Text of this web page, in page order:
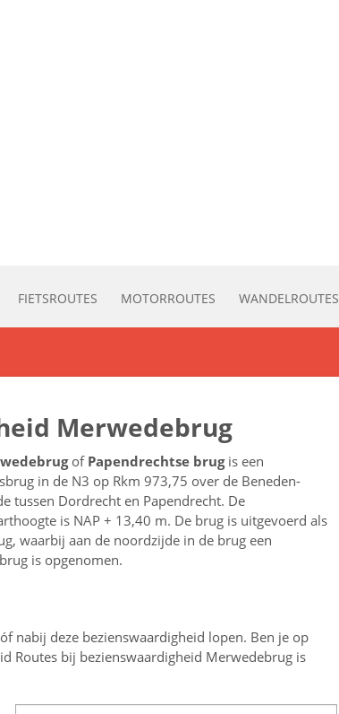
FIETSROUTES MOTORROUTES WANDELROUTES
Merwedebrug
of Papendrechtse brugis een
in de N3 op Rkm 973,75 over de Beneden-
tussen Dordrecht en Papendrecht. De
is NAP + 13,40 m. De brug is uitgevoerd als
waarbij aan de noordzijde in de brug een
is opgenomen.
nabij deze bezienswaardigheid lopen. Ben je op
Routes bij bezienswaardigheid Merwedebrug is